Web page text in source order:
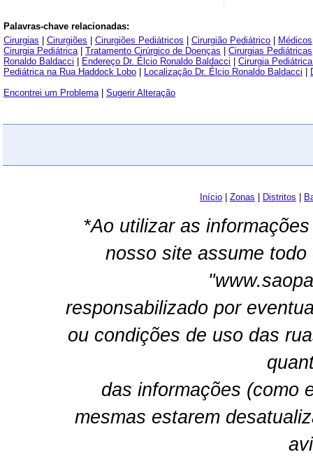
Palavras-chave relacionadas:
Cirurgias
Cirurgiões Cirurgiões Pediátricos Cirurgião Pediátrico Médicos
Cirurgia Pediátrica| Tratamento Cirúrgico de Doenças Cirurgias Pediátricas
Ronaldo Baldacci
Endereço Dr. Élcio Ronaldo Baldacci
Cirurgia
Pediátrica na Rua Haddock Lobo
Localização Dr. Élcio Ronaldo Baldacci
Encontrei um Problema| Sugerir Alteração
Início Zonas Distritos
*Ao utilizar as
nosso site assume
responsabilizado por
ou condições de uso das
das informações (como
mesmas estarem